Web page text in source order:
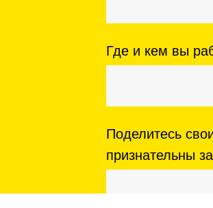
Где и кем вы
Поделитесь
признательны